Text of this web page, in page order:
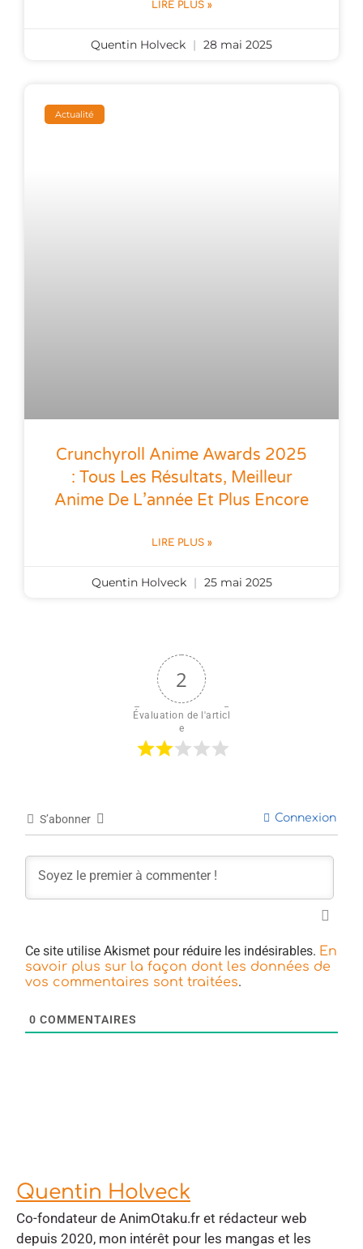
LIRE PLUS »
Quentin Holveck 28 mai 2025
Actualité
Crunchyroll Anime Awards 2025
: Tous Les Résultats, Meilleur
Anime De L’année Et Plus Encore
LIRE PLUS »
Quentin Holveck 25 mai 2025
2
Évaluation de l'articl
e
S’abonner Connexion
Ce site utilise Akismet pour réduire les indésirables. En
savoir plus sur la façon dont les données de
vos commentaires sont traitées.
0 COMMENTAIRES
Quentin Holveck
Co-fondateur de AnimOtaku.fr et rédacteur web
depuis 2020, mon intérêt pour les mangas et les